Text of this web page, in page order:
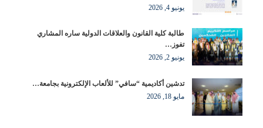
يونيو 4, 2026
طالبة كلية القانون والعلاقات الدولية ساره المشاري
تفوز…
يونيو 2, 2026
تدشين أكاديمية “سافي” للألعاب الإلكترونية بجامعة…
مايو 18, 2026